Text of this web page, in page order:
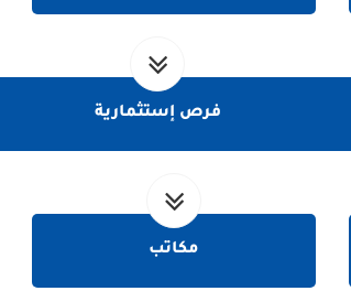
فرص إستثمارية
مكاتب